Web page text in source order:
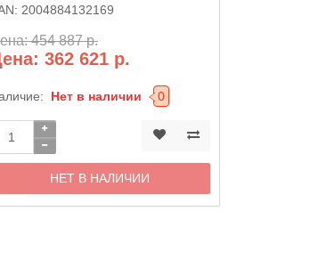
2004884132169
454 887 р.
362 621 р.
Нет в наличии 0
НЕТ В НАЛИЧИИ